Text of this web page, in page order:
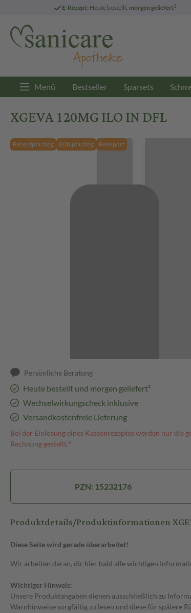
E-Rezept: Heute bestellt, morgen geliefert3
Menü Bestseller Sparsets
XGEVA 120MG ILO IN DFL
Rezeptpflichtig Kühlpflichtig Reimport
Persönliche Beratung
Heute bestellt und morgen geliefert³
Wechselwirkungscheck inklusive
Versandkostenfreie Lieferung
Bei der Einlösung eines Kassenrezeptes werden nur die
Rechnung gestellt.⁴
PZN: 15232176
Produktdetails/Produktinformationen
Diese Seite wird gerade überarbeitet!
Wir arbeiten daran, dir hier bald alle wichtigen
Wichtiger Hinweis:
Unsere Produktangaben dienen ausschließlich zu
Warnhinweise sorgfältig zu lesen und diese für spätere